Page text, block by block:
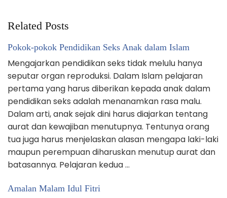
Related Posts
Pokok-pokok Pendidikan Seks Anak dalam Islam
Mengajarkan pendidikan seks tidak melulu hanya
seputar organ reproduksi. Dalam Islam pelajaran
pertama yang harus diberikan kepada anak dalam
pendidikan seks adalah menanamkan rasa malu.
Dalam arti, anak sejak dini harus diajarkan tentang
aurat dan kewajiban menutupnya. Tentunya orang
tua juga harus menjelaskan alasan mengapa laki-laki
maupun perempuan diharuskan menutup aurat dan
batasannya. Pelajaran kedua …
Amalan Malam Idul Fitri